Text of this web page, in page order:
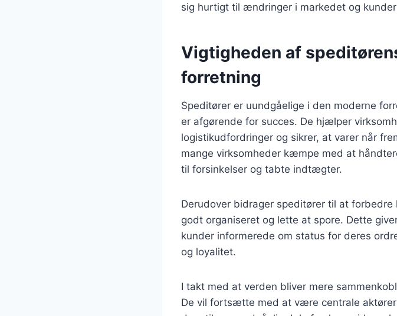
sig hurtigt til ændringer i markedet og
Vigtigheden af
forretning
Speditører er uundgåelige i den moderne
er afgørende for succes. De hjælper
logistikudfordringer og sikrer, at varer når
mange virksomheder kæmpe med at
til forsinkelser og tabte indtægter.
Derudover bidrager speditører til at
godt organiseret og lette at spore. Dette
kunder informerede om status for deres
og loyalitet.
I takt med at verden bliver mere
De vil fortsætte med at være centrale